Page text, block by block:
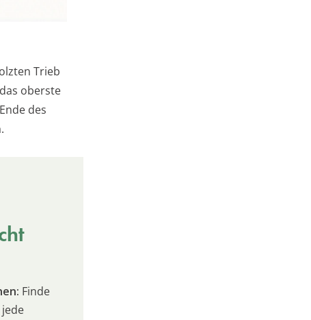
Trieb
oberste
des
Finde